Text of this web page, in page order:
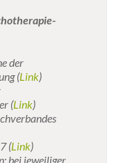
der
(Link)
(Link)
(Link)
bei jeweiliger